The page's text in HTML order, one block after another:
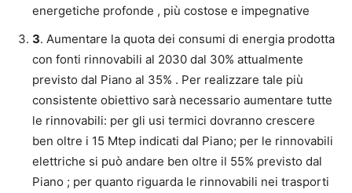
energetiche profonde , più costose e impegnative
3. Aumentare la quota dei consumi di energia prodotta
con fonti rinnovabili al 2030 dal 30% attualmente
previsto dal Piano al 35% . Per realizzare tale più
consistente obiettivo sarà necessario aumentare tutte
le rinnovabili: per gli usi termici dovranno crescere
ben oltre i 15 Mtep indicati dal Piano; per le rinnovabili
elettriche si può andare ben oltre il 55% previsto dal
Piano ; per quanto riguarda le rinnovabili nei trasporti